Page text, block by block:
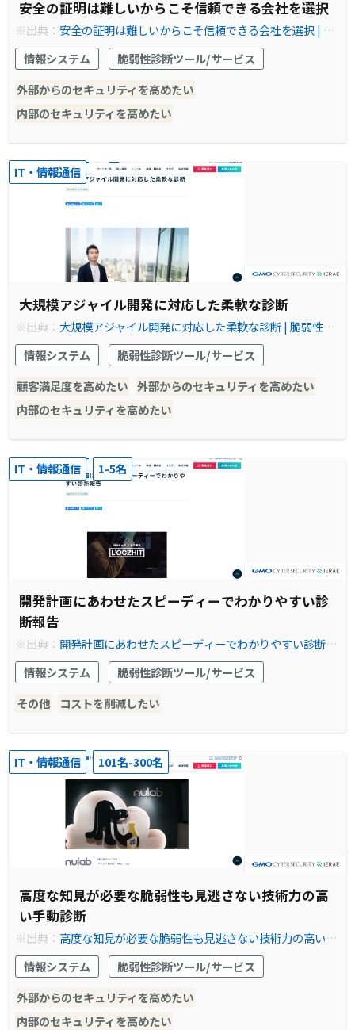
安全の証明は難しいからこそ信頼できる会社を選択
※出典： 安全の証明は難しいからこそ信頼できる会社を選択 | 脆
弱性診断（セキュリティ診断）のGMOサイバーセキュリティ by
イエラエ
情報システム
脆弱性診断ツール/サービス
外部からのセキュリティを高めたい
内部のセキュリティを高めたい
IT・情報通信
大規模アジャイル開発に対応した柔軟な診断
※出典： 大規模アジャイル開発に対応した柔軟な診断 | 脆弱性診
断（セキュリティ診断）のGMOサイバーセキュリティ byイエラ
エ情報システム
脆弱性診断ツール/サービス
顧客満足度を高めたい 外部からのセキュリティを高めたい
内部のセキュリティを高めたい
IT・情報通信 1-5名
開発計画にあわせたスピーディーでわかりやすい診
断報告
※出典： 開発計画にあわせたスピーディーでわかりやすい診断報
告 | 脆弱性診断（セキュリティ診断）のGMOサイバーセキュリテ
ィ byイエラエ
情報システム
脆弱性診断ツール/サービス
その他
コストを削減したい
IT・情報通信 101名-300名
高度な知見が必要な脆弱性も見逃さない技術力の高
い手動診断
※出典： 高度な知見が必要な脆弱性も見逃さない技術力の高い手
動診断 | 脆弱性診断（セキュリティ診断）のGMOサイバーセキュ
リティ byイエラエ
情報システム
脆弱性診断ツール/サービス
外部からのセキュリティを高めたい
内部のセキュリティを高めたい